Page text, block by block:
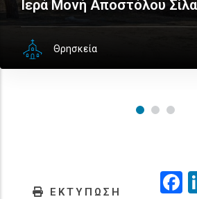
Ιερά Μονή Αποστόλου Σίλα
Θρησκεία
ΕΚΤΥΠΩΣΗ